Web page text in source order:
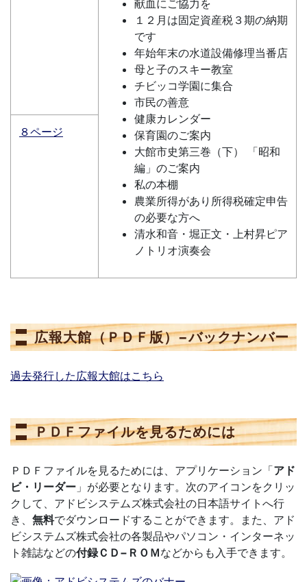
献血にご協力を
１２月は固定資産税３期の納期
です
年始年末の水道設備修理当番店
母と子のスキー教室
チビッコ学園に集合
市民の善意
健康カレンダー
保育園のご案内
大館市史第三巻（下） 「昭和
編」のご案内
私の本棚
農業所得があり所得税確定申告
の必要な方へ
清水和音・堀正文・上村昇ピア
ノトリオ演奏会
８ページ
広報大館（ＰＤＦ版）−バックナンバー
過去発行した広報大館はこちら
ＰＤＦファイルを見るためには
ＰＤＦファイルを見るためには、アプリケーション「アド
ビ・リーダー 」が必要となります。次のアイコンをクリッ
クして、アドビシステムズ株式会社の日本語サイトへ行
き、 無料でダウンロードすることができます。また、アド
ビシステムズ株式会社の各製品やパソコン・インターネッ
ト雑誌などの付録ＣＤ−ＲＯＭなどからも入手できます。